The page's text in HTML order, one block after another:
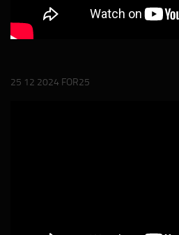
25 12 2024 FOR25